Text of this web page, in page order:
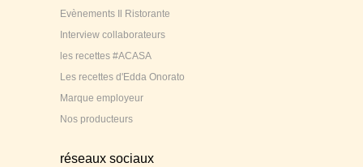
Evènements Il Ristorante
Interview collaborateurs
les recettes #ACASA
Les recettes d'Edda Onorato
Marque employeur
Nos producteurs
réseaux sociaux